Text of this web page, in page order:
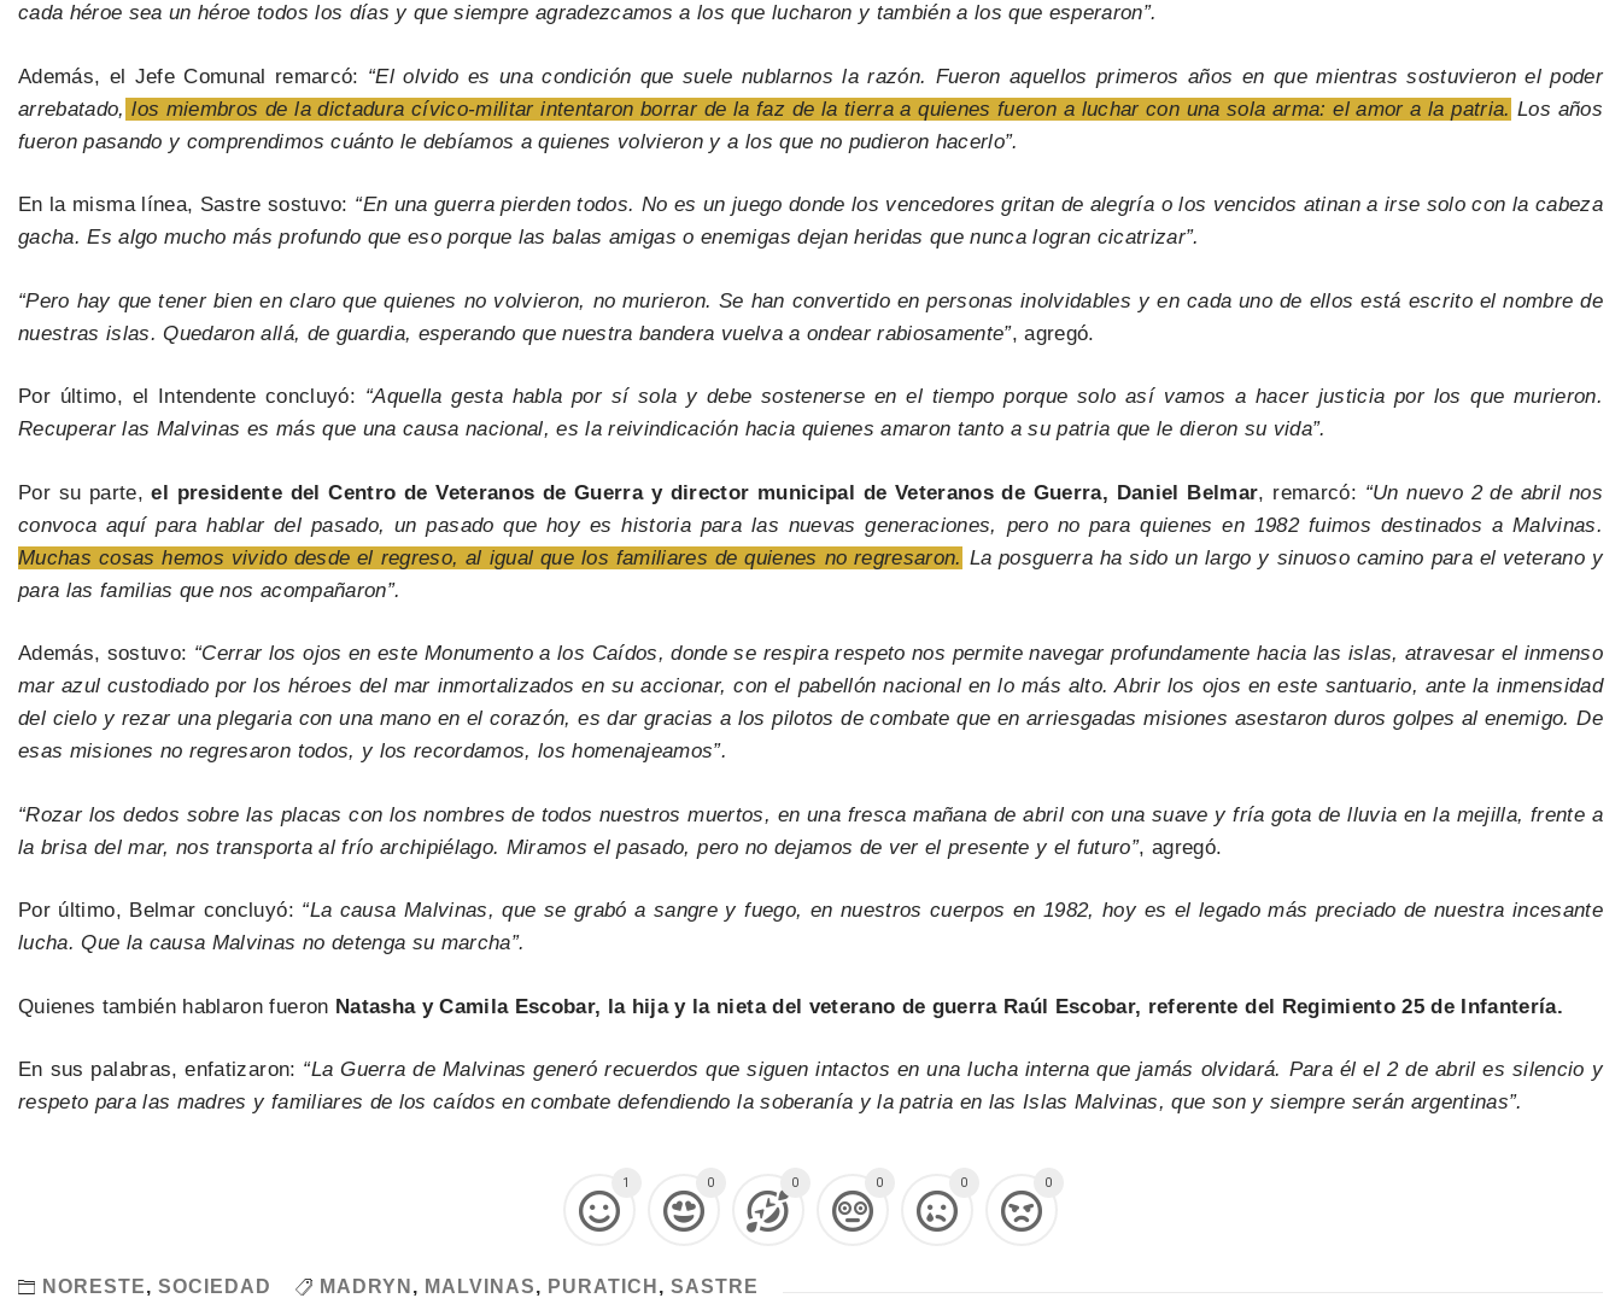
cada héroe sea un héroe todos los días y que siempre agradezcamos a los que lucharon y también a los que esperaron”.
Además, el Jefe Comunal remarcó: “El olvido es una condición que suele nublarnos la razón. Fueron aquellos primeros años en que mientras sostuvieron el poder
arrebatado, los miembros de la dictadura cívico-militar intentaron borrar de la faz de la tierra a quienes fueron a luchar con una sola arma: el amor a la patria. Los años
fueron pasando y comprendimos cuánto le debíamos a quienes volvieron y a los que no pudieron hacerlo”.
En la misma línea, Sastre sostuvo: “En una guerra pierden todos. No es un juego donde los vencedores gritan de alegría o los vencidos atinan a irse solo con la cabeza
gacha. Es algo mucho más profundo que eso porque las balas amigas o enemigas dejan heridas que nunca logran cicatrizar”.
“Pero hay que tener bien en claro que quienes no volvieron, no murieron. Se han convertido en personas inolvidables y en cada uno de ellos está escrito el nombre de
nuestras islas. Quedaron allá, de guardia, esperando que nuestra bandera vuelva a ondear rabiosamente”, agregó.
Por último, el Intendente concluyó: “Aquella gesta habla por sí sola y debe sostenerse en el tiempo porque solo así vamos a hacer justicia por los que murieron.
Recuperar las Malvinas es más que una causa nacional, es la reivindicación hacia quienes amaron tanto a su patria que le dieron su vida”.
Por su parte,el presidente del Centro de Veteranos de Guerra y director municipal de Veteranos de Guerra, Daniel Belmar, remarcó: “Un nuevo 2 de abril nos
convoca aquí para hablar del pasado, un pasado que hoy es historia para las nuevas generaciones, pero no para quienes en 1982 fuimos destinados a Malvinas.
Muchas cosas hemos vivido desde el regreso, al igual que los familiares de quienes no regresaron. La posguerra ha sido un largo y sinuoso camino para el veterano y
para las familias que nos acompañaron”.
Además, sostuvo: “Cerrar los ojos en este Monumento a los Caídos, donde se respira respeto nos permite navegar profundamente hacia las islas, atravesar el inmenso
mar azul custodiado por los héroes del mar inmortalizados en su accionar, con el pabellón nacional en lo más alto. Abrir los ojos en este santuario, ante la inmensidad
del cielo y rezar una plegaria con una mano en el corazón, es dar gracias a los pilotos de combate que en arriesgadas misiones asestaron duros golpes al enemigo. De
esas misiones no regresaron todos, y los recordamos, los homenajeamos”.
“Rozar los dedos sobre las placas con los nombres de todos nuestros muertos, en una fresca mañana de abril con una suave y fría gota de lluvia en la mejilla, frente a
la brisa del mar, nos transporta al frío archipiélago. Miramos el pasado, pero no dejamos de ver el presente y el futuro”, agregó.
Por último, Belmar concluyó: “La causa Malvinas, que se grabó a sangre y fuego, en nuestros cuerpos en 1982, hoy es el legado más preciado de nuestra incesante
lucha. Que la causa Malvinas no detenga su marcha”.
Quienes también hablaron fueron Natasha y Camila Escobar, la hija y la nieta del veterano de guerra Raúl Escobar, referente del Regimiento 25 de Infantería.
En sus palabras, enfatizaron: “La Guerra de Malvinas generó recuerdos que siguen intactos en una lucha interna que jamás olvidará. Para él el 2 de abril es silencio y
respeto para las madres y familiares de los caídos en combate defendiendo la soberanía y la patria en las Islas Malvinas, que son y siempre serán argentinas”.
1 0 0 0 0 0
NORESTE, SOCIEDAD MADRYN , MALVINAS, PURATICH , SASTRE